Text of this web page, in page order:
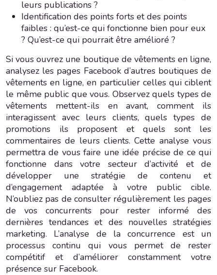
leurs publications ?
Identification des points forts et des points
faibles : qu’est-ce qui fonctionne bien pour eux
? Qu’est-ce qui pourrait être amélioré ?
Si vous ouvrez une boutique de vêtements en ligne,
analysez les pages Facebook d’autres boutiques de
vêtements en ligne, en particulier celles qui ciblent
le même public que vous. Observez quels types de
vêtements mettent-ils en avant, comment ils
interagissent avec leurs clients, quels types de
promotions ils proposent et quels sont les
commentaires de leurs clients. Cette analyse vous
permettra de vous faire une idée précise de ce qui
fonctionne dans votre secteur d’activité et de
développer une stratégie de contenu et
d’engagement adaptée à votre public cible.
N’oubliez pas de consulter régulièrement les pages
de vos concurrents pour rester informé des
dernières tendances et des nouvelles stratégies
marketing. L’analyse de la concurrence est un
processus continu qui vous permet de rester
compétitif et d’améliorer constamment votre
présence sur Facebook.